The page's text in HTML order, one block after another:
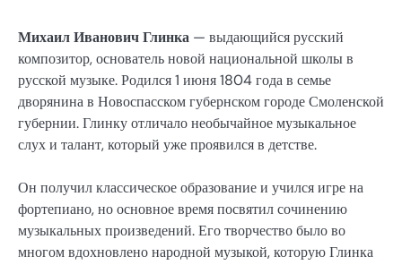
Михаил Иванович Глинка — выдающийся русский
композитор, основатель новой национальной школы в
русской музыке. Родился 1 июня 1804 года в семье
дворянина в Новоспасском губернском городе Смоленской
губернии. Глинку отличало необычайное музыкальное
слух и талант, который уже проявился в детстве.
Он получил классическое образование и учился игре на
фортепиано, но основное время посвятил сочинению
музыкальных произведений. Его творчество было во
многом вдохновлено народной музыкой, которую Глинка